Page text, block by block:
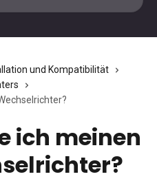
und Kompatibilität
ich meinen